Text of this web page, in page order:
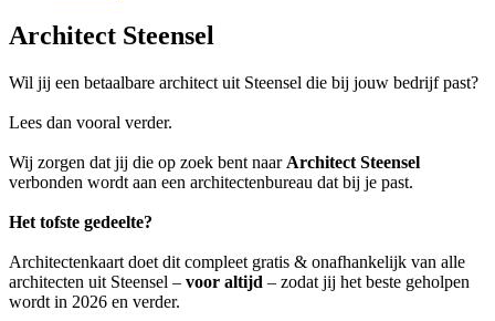
Architect Steensel
Wil jij een betaalbare architect uit Steensel die bij jouw bedrijf past?
Lees dan vooral verder.
Wij zorgen dat jij die op zoek bent naar Architect Steensel
verbonden wordt aan een architectenbureau dat bij je past.
Het tofste gedeelte?
Architectenkaart doet dit compleet gratis & onafhankelijk van alle
architecten uit Steensel – voor altijd – zodat jij het beste geholpen
wordt in 2026 en verder.